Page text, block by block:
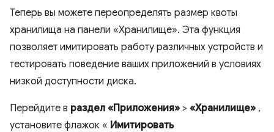
Теперь вы можете переопределять размер квоты
хранилища на панели «Хранилище». Эта функция
позволяет имитировать работу различных устройств и
тестировать поведение ваших приложений в условиях
низкой доступности диска.
Перейдите в раздел «Приложения» > «Хранилище» ,
установите флажок « Имитировать